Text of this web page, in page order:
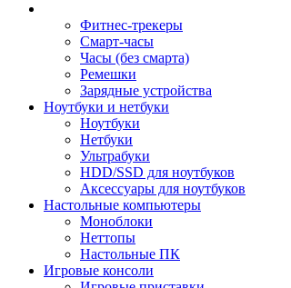
Фитнес-трекеры
Смарт-часы
Часы (без смарта)
Ремешки
Зарядные устройства
Ноутбуки и нетбуки
Ноутбуки
Нетбуки
Ультрабуки
HDD/SSD для ноутбуков
Аксессуары для ноутбуков
Настольные компьютеры
Моноблоки
Неттопы
Настольные ПК
Игровые консоли